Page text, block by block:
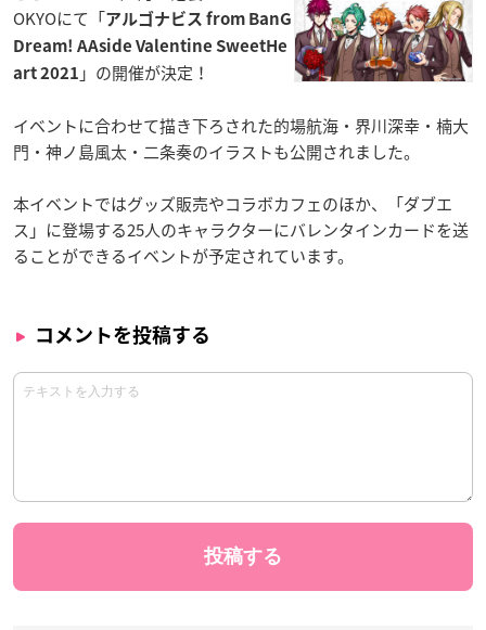
OKYOにて「アルゴナビス from BanG
Dream! AAside Valentine SweetHe
art 2021 」の開催が決定！
イベントに合わせて描き下ろされた的場航海・界川深幸・楠大
門・神ノ島風太・二条奏のイラストも公開されました。
本イベントではグッズ販売やコラボカフェのほか、「ダブエ
ス」に登場する25人のキャラクターにバレンタインカードを送
ることができるイベントが予定されています。
コメントを投稿する